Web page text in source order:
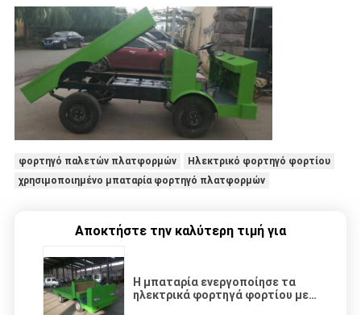
φορτηγό παλετών πλατφορμών
Ηλεκτρικό φορτηγό φορτίου
χρησιμοποιημένο μπαταρία φορτηγό πλατφορμών
Αποκτήστε την καλύτερη τιμή για
Η μπαταρία ενεργοποίησε τα
ηλεκτρικά φορτηγά φορτίου με